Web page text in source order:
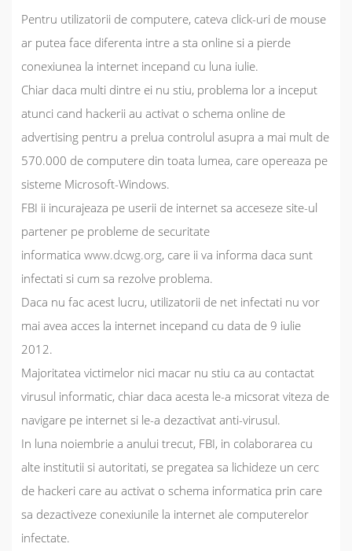
Pentru utilizatorii de computere, cateva click-uri de mouse
ar putea face diferenta intre a sta online si a pierde
conexiunea la internet incepand cu luna iulie.
Chiar daca multi dintre ei nu stiu, problema lor a inceput
atunci cand hackerii au activat o schema online de
advertising pentru a prelua controlul asupra a mai mult de
570.000 de computere din toata lumea, care opereaza pe
sisteme Microsoft-Windows.
FBI ii incurajeaza pe userii de internet sa acceseze site-ul
partener pe probleme de securitate
informatica www.dcwg.org, care ii va informa daca sunt
infectati si cum sa rezolve problema.
Daca nu fac acest lucru, utilizatorii de net infectati nu vor
mai avea acces la internet incepand cu data de 9 iulie
2012.
Majoritatea victimelor nici macar nu stiu ca au contactat
virusul informatic, chiar daca acesta le-a micsorat viteza de
navigare pe internet si le-a dezactivat anti-virusul.
In luna noiembrie a anului trecut, FBI, in colaborarea cu
alte institutii si autoritati, se pregatea sa lichideze un cerc
de hackeri care au activat o schema informatica prin care
sa dezactiveze conexiunile la internet ale computerelor
infectate.